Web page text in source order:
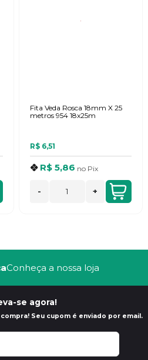
Fita Veda Rosca 18mm X 25
metros 954 18x25m
R$ 6,51
R$ 5,86 no Pix
- +
Conheça a nossa loja
se agora!
Seu cupom é enviado por email.